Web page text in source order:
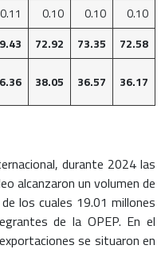
0.11 0.10 0.10
0.10
72.92 73.35
72.58
38.05 36.57 36.17
durante 2024 las
alcanzaron un volumen de
los cuales 19.01 millones
de la OPEP. En el
se situaron en